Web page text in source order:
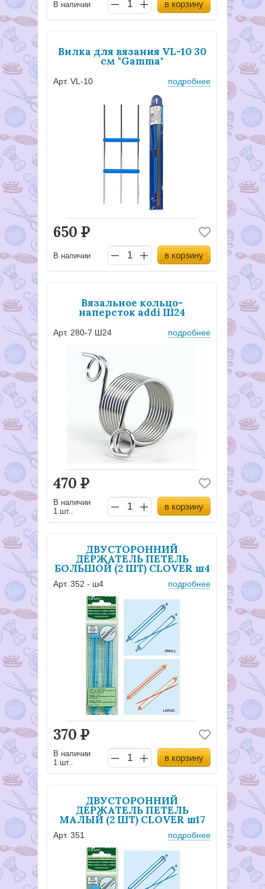
В наличии в корзину
Вилка для вязания VL-10 30
см "Gamma"
Арт. VL-10 подробнее
650 Р
В наличии в корзину
Вязальное кольцо-
наперсток addi Ш24
Арт. 280-7 Ш24 подробнее
470 Р
В наличии
1 шт..
в корзину
ДВУСТОРОННИЙ
ДЕРЖАТЕЛЬ ПЕТЕЛЬ
БОЛЬШОЙ (2 ШТ) CLOVER ш4
Арт. 352 - ш4 подробнее
370 Р
В наличии
1 шт..
в корзину
ДВУСТОРОННИЙ
ДЕРЖАТЕЛЬ ПЕТЕЛЬ
МАЛЫЙ (2 ШТ) CLOVER ш17
Арт. 351 подробнее